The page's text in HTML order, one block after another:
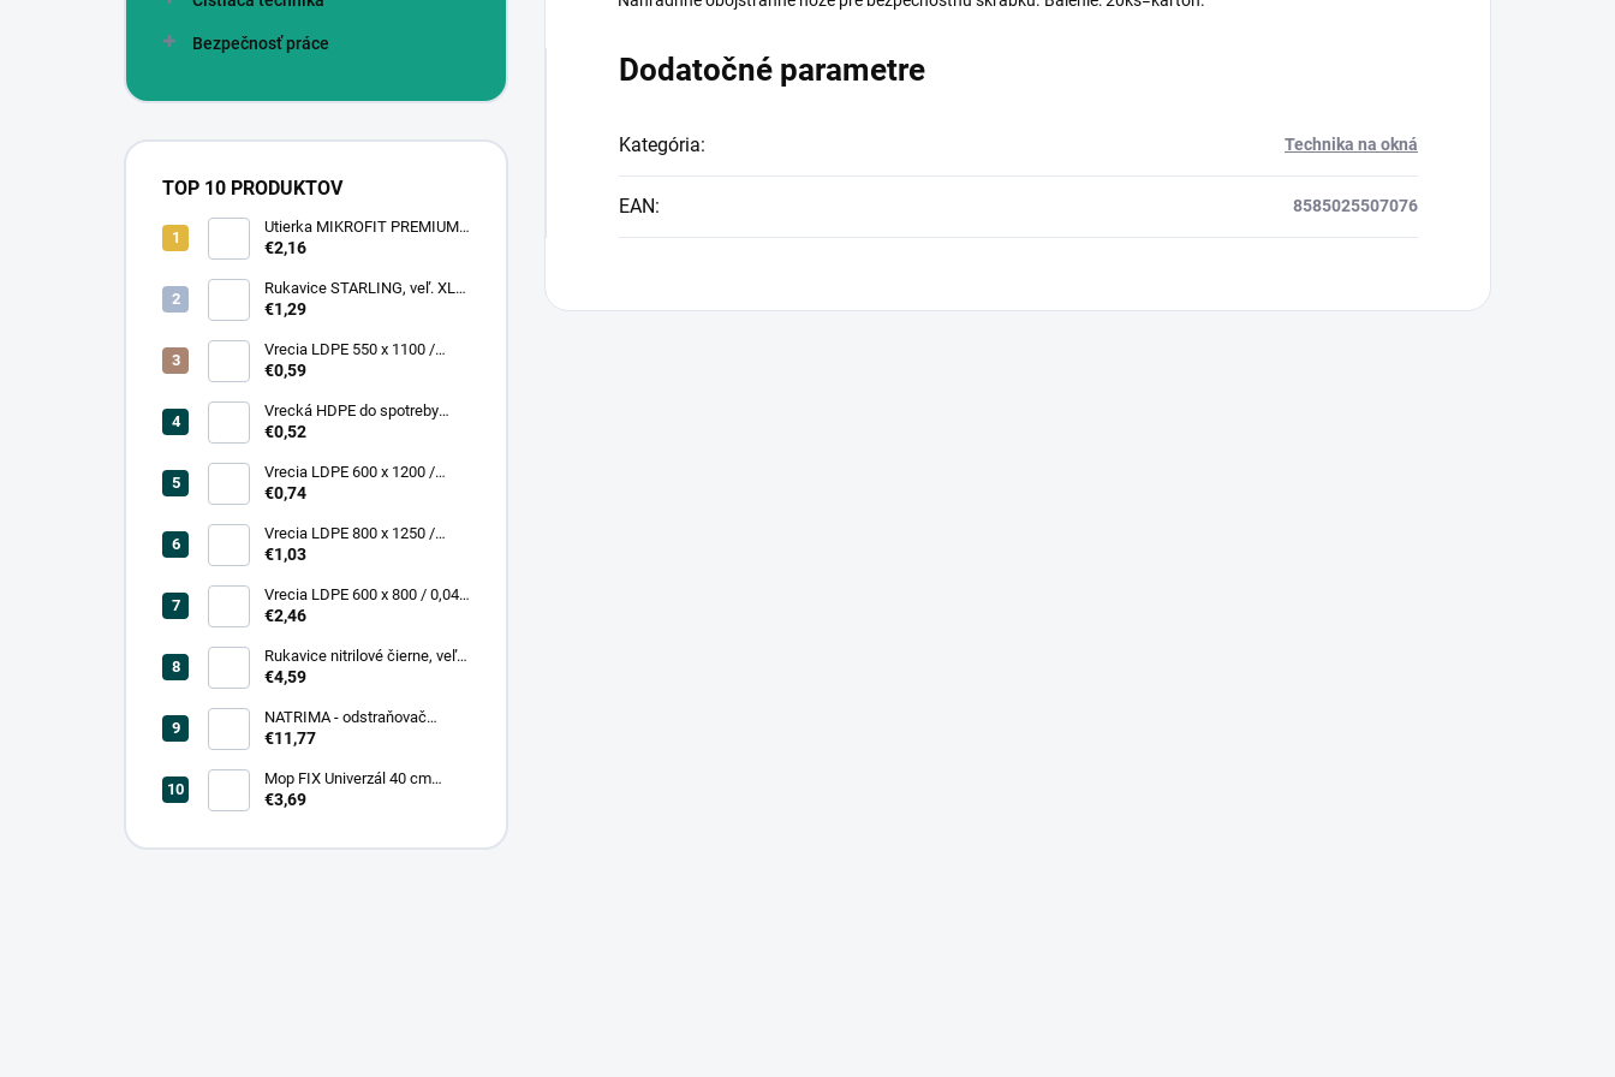
Bezpečnosť práce
TOP 10 PRODUKTOV
Utierka MIKROFIT PREMIUM
920 40x40 cm, 305 gr./m2
€2,16
Rukavice STARLING, veľ. XL
(12 pár = bal)
€1,29
Vrecia LDPE 550 x 1100 /
0,13,1A, číra
€0,59
Vrecká HDPE do spotreby
300x400/0,007, číre, (50 ks =
€0,52
Vrecia LDPE 600 x 1200 /
0,200, transparent (25 ks)
€0,74
Vrecia LDPE 800 x 1250 /
0,20, čierna (25 ks = bal)
€1,03
Vrecia LDPE 600 x 800 / 0,04,
biele (25 ks = rol)
€2,46
Rukavice nitrilové čierne, veľ.
L (100 ks = box)
€4,59
NATRIMA - odstraňovač
starých náterov (0,75 L = bal)
€11,77
Mop FIX Univerzál 40 cm
bavlnený Fmix
€3,69
Dodatočné parametre
Kategória: Technika na okná
EAN: 8585025507076